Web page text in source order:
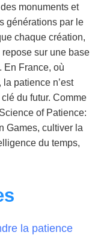
monuments et
générations par le
chaque création,
sur une base
En France, où
la patience n’est
du futur. Comme
of Patience:
Games, cultiver la
du temps,
la patience